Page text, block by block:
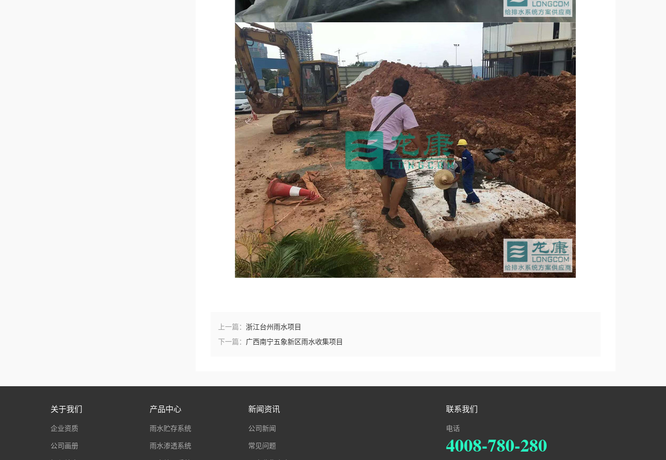
上一篇： 浙江台州雨水项目
下一篇： 广西南宁五象新区雨水收集项目
关于我们
企业资质
公司画册
产品中心
雨水贮存系统
雨水渗透系统
新闻资讯
公司新闻
常见问题
联系我们
电话
4008-780-280